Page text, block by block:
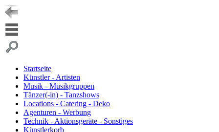
Startseite
Künstler - Artisten
Musik - Musikgruppen
Tänzer(-in) - Tanzshows
Locations - Catering - Deko
Agenturen - Werbung
Technik - Aktionsgeräte - Sonstiges
Künstlerkorb